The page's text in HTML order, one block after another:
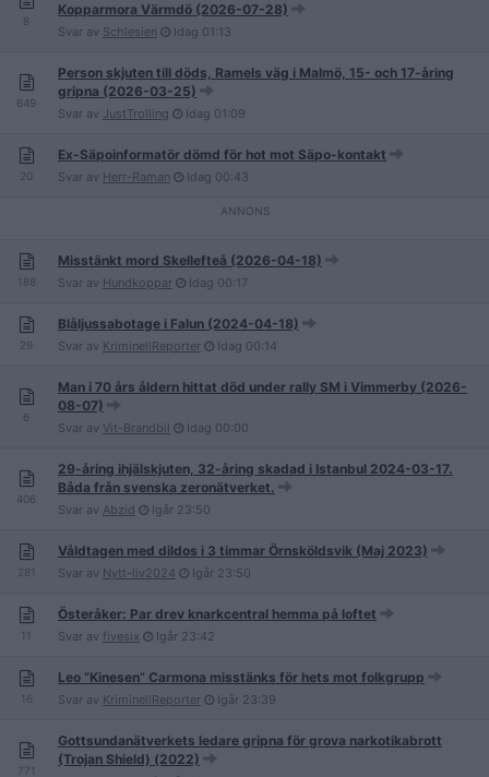
8
Kopparmora Värmdö (2026-07-28)
Svar av Schlesien Idag 01:13
649
Person skjuten till döds, Ramels väg i Malmö, 15- och 17-åring
gripna (2026-03-25)
Svar av JustTrolling Idag 01:09
20
Ex-Säpoinformatör dömd för hot mot Säpo-kontakt
Svar av Herr-Raman Idag 00:43
188
Misstänkt mord Skellefteå (2026-04-18)
Svar av Hundkoppar Idag 00:17
29
Blåljussabotage i Falun (2024-04-18)
Svar av KriminellReporter Idag 00:14
6
Man i 70 års åldern hittat död under rally SM i Vimmerby (2026-
08-07)
Svar av Vit-Brandbil Idag 00:00
406
29-åring ihjälskjuten, 32-åring skadad i Istanbul 2024-03-17.
Båda från svenska zeronätverket.
Svar av Abzid Igår 23:50
281
Våldtagen med dildos i 3 timmar Örnsköldsvik (Maj 2023)
Svar av Nytt-liv2024 Igår 23:50
11
Österåker: Par drev knarkcentral hemma på loftet
Svar av fivesix Igår 23:42
16
Leo ”Kinesen” Carmona misstänks för hets mot folkgrupp
Svar av KriminellReporter Igår 23:39
771
Gottsundanätverkets ledare gripna för grova narkotikabrott
(Trojan Shield) (2022)